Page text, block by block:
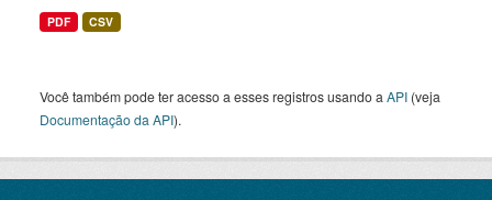
PDF CSV
Você também pode ter acesso a esses registros usando a API (veja
Documentação da API).